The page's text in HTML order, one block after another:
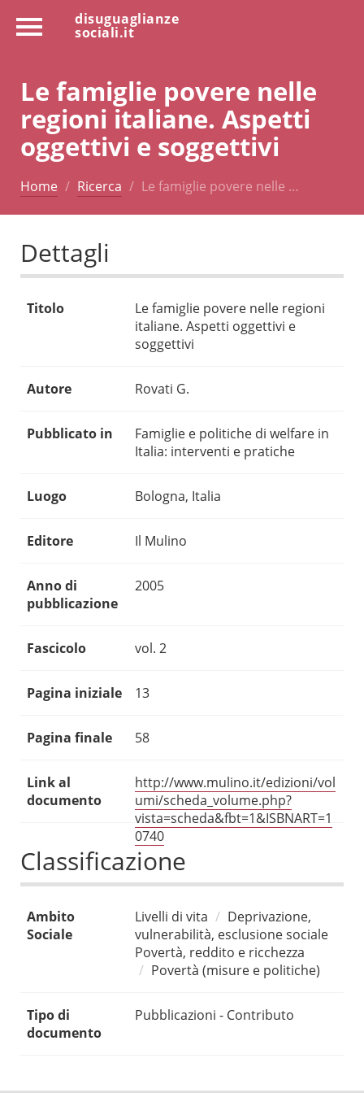
disuguaglianze
sociali.it
Le famiglie povere nelle
regioni italiane. Aspetti
oggettivi e soggettivi
Home Ricerca Le famiglie povere nelle …
Dettagli
Titolo
Le famiglie povere nelle regioni
italiane. Aspetti oggettivi e
soggettivi
Autore Rovati G.
Pubblicato in
Famiglie e politiche di welfare in
Italia: interventi e pratiche
Luogo Bologna, Italia
Editore Il Mulino
Anno di
pubblicazione
2005
Fascicolo vol. 2
Pagina iniziale 13
Pagina finale 58
Link al
documento
http://www.mulino.it/edizioni/vol
umi/scheda_volume.php?
vista=scheda&fbt=1&ISBNART=1
0740
Classificazione
Ambito
Sociale
Livelli di vita
Deprivazione,
vulnerabilità, esclusione sociale
Povertà, reddito e ricchezza
Povertà (misure e politiche)
Tipo di
documento
Pubblicazioni - Contributo